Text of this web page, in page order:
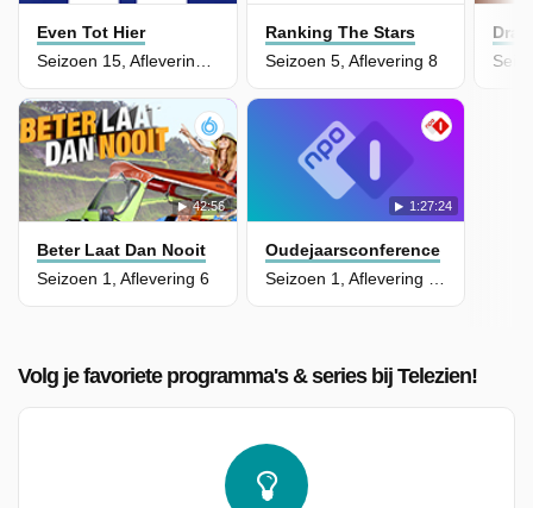
Even Tot Hier
Seizoen 15, Aflevering 7
Ranking The Stars
Seizoen 5, Aflevering 8
42:56
Beter Laat Dan Nooit
Seizoen 1, Aflevering 6
1:27:24
Oudejaarsconference
Volg je favoriete programma's & series bij Telezien!